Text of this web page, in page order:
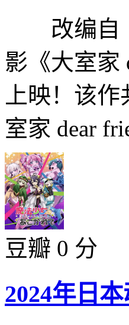
改编自《
影《大室家
上映！该
室家 dear
豆瓣 0 分
2024年日